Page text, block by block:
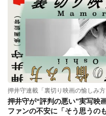
押井守連載「裏切り映画の愉しみ方
押井守が“評判の悪い”実写映
ファンの不安に「そう思うの